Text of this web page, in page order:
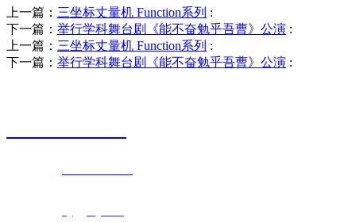
上一篇： 三坐标丈量机 Function系列 :
下一篇： 举行学科舞台剧《能不奋勉乎吾曹》公演 :
上一篇： 三坐标丈量机 Function系列 :
下一篇： 举行学科舞台剧《能不奋勉乎吾曹》公演 :